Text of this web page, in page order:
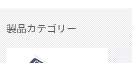
製品カテゴリー